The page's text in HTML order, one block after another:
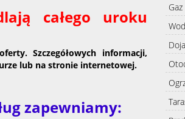
całego uroku
Szczegółowych informacji,
lub na stronie internetowej.
zapewniamy:
Gaz